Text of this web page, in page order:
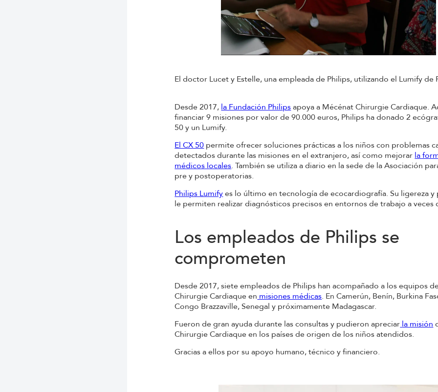
El doctor Lucet y Estelle, una empleada de Philips, utilizando el Lumify de
Desde 2017, la Fundación Philipsapoya a Mécénat Chirurgie Cardiaque.
financiar 9 misiones por valor de 90.000 euros, Philips ha donado 2
50 y un Lumify.
El CX 50 permite ofrecer soluciones prácticas a los niños con problemas
detectados durante las misiones en el extranjero, así como mejorar la
médicos locales. También se utiliza a diario en la sede de la Asociación
pre y postoperatorias.
Philips Lumifyes lo último en tecnología de ecocardiografía. Su ligereza
le permiten realizar diagnósticos precisos en entornos de trabajo a veces
Los empleados de Philips se
comprometen
Desde 2017, siete empleados de Philips han acompañado a los equipos
Chirurgie Cardiaque en misiones médicas. En Camerún, Benín, Burkina
Congo Brazzaville, Senegal y próximamente Madagascar.
Fueron de gran ayuda durante las consultas y pudieron apreciar la misión
Chirurgie Cardiaque en los países de origen de los niños atendidos.
Gracias a ellos por su apoyo humano, técnico y financiero.